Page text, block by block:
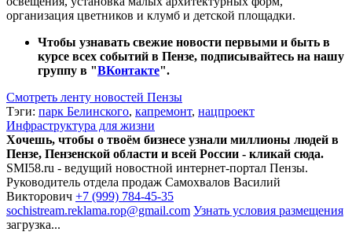
организация цветников и клумб и детской площадки.
Чтобы узнавать свежие новости первыми и быть в
курсе всех событий в Пензе, подписывайтесь на нашу
группу в "ВКонтакте".
Смотреть ленту новостей Пензы
Тэги: парк Белинского, капремонт, нацпроект
Инфраструктура для жизни
Хочешь, чтобы о твоём бизнесе узнали миллионы людей в
Пензе, Пензенской области и всей России - кликай сюда.
SMI58.ru - ведущий новостной интернет-портал Пензы.
Руководитель отдела продаж Самохвалов Василий
Викторович +7 (999) 784-45-35
sochistream.reklama.rop@gmail.com Узнать условия размещения
загрузка...